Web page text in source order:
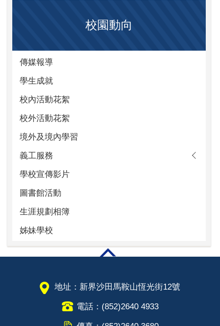
校園動向
傳媒報導
學生成就
校內活動花絮
校外活動花絮
境外及境內學習
義工服務
學校宣傳影片
圖書館活動
生涯規劃相簿
姊妹學校
地址：新界沙田馬鞍山恆光街12號
電話：(852)2640 4933